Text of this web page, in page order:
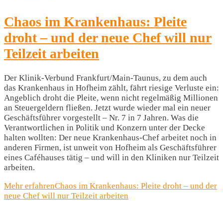
Chaos im Krankenhaus: Pleite
droht – und der neue Chef will nur
Teilzeit arbeiten
Der Klinik-Verbund Frankfurt/Main-Taunus, zu dem auch
das Krankenhaus in Hofheim zählt, fährt riesige Verluste ein:
Angeblich droht die Pleite, wenn nicht regelmäßig Millionen
an Steuergeldern fließen. Jetzt wurde wieder mal ein neuer
Geschäftsführer vorgestellt – Nr. 7 in 7 Jahren. Was die
Verantwortlichen in Politik und Konzern unter der Decke
halten wollten: Der neue Krankenhaus-Chef arbeitet noch in
anderen Firmen, ist unweit von Hofheim als Geschäftsführer
eines Caféhauses tätig – und will in den Kliniken nur Teilzeit
arbeiten.
Mehr erfahrenChaos im Krankenhaus: Pleite droht – und der
neue Chef will nur Teilzeit arbeiten